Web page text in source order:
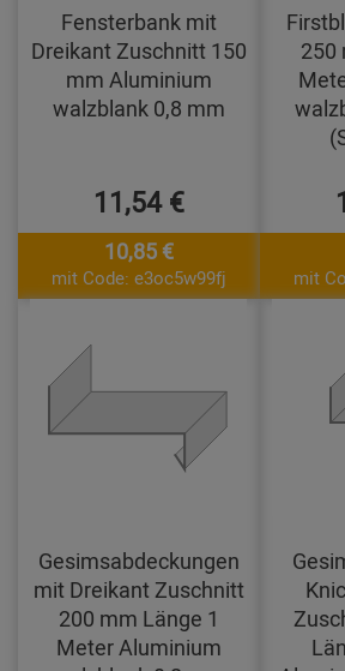
Fensterbank mit
Dreikant Zuschnitt 150
mm Aluminium
walzblank 0,8 mm
11,54 €
10,85 €
mit Code: e3oc5w99fj
250
mit
Gesimsabdeckungen
mit Dreikant Zuschnitt
200 mm Länge 1
Meter Aluminium